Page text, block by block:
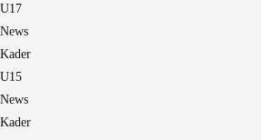
U17
News
Kader
U15
News
Kader